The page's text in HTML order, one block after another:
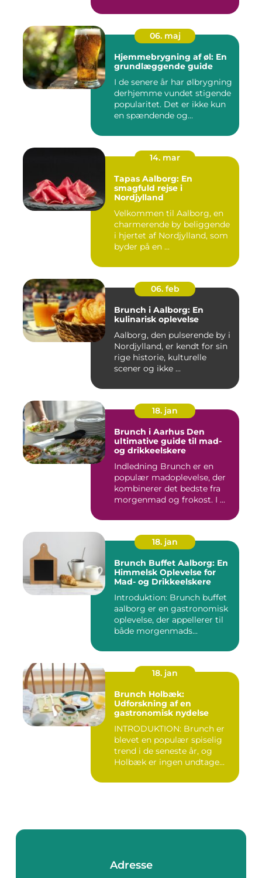
06. maj
Hjemmebrygning af øl: En
grundlæggende guide
I de senere år har ølbrygning
derhjemme vundet stigende
popularitet. Det er ikke kun
en spændende og...
14. mar
Tapas Aalborg: En
smagfuld rejse i
Nordjylland
Velkommen til Aalborg, en
charmerende by beliggende
i hjertet af Nordjylland, som
byder på en ...
06. feb
Brunch i Aalborg: En
kulinarisk oplevelse
Aalborg, den pulserende by i
Nordjylland, er kendt for sin
rige historie, kulturelle
scener og ikke ...
18. jan
Brunch i Aarhus Den
ultimative guide til mad-
og drikkeelskere
Indledning Brunch er en
populær madoplevelse, der
kombinerer det bedste fra
morgenmad og frokost. I ...
18. jan
Brunch Buffet Aalborg: En
Himmelsk Oplevelse for
Mad- og Drikkeelskere
Introduktion: Brunch buffet
aalborg er en gastronomisk
oplevelse, der appellerer til
både morgenmads...
18. jan
Brunch Holbæk:
Udforskning af en
gastronomisk nydelse
INTRODUKTION: Brunch er
blevet en populær spiselig
trend i de seneste år, og
Holbæk er ingen undtage...
Adresse